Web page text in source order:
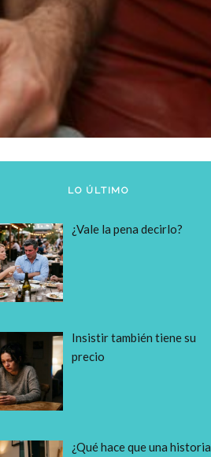
LO ÚLTIMO
¿Vale la pena decirlo?
Insistir también tiene su
precio
¿Qué hace que una historia